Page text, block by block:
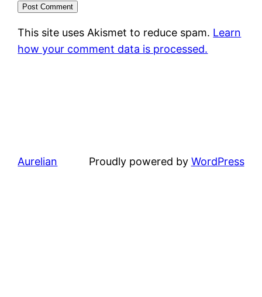
This site uses Akismet to reduce spam. Learn
how your comment data is processed.
Aurelian Proudly powered by WordPress